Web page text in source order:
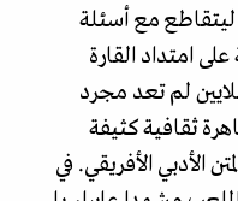
مع أسئلة
امتداد القارة
لم تعد مجرد
ثقافية كثيفة
الأدبي الأفريقي. في